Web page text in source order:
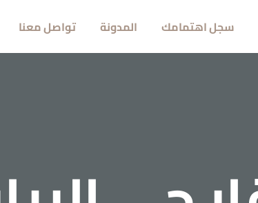
سجل اهتمامك المدونة تواصل معنا